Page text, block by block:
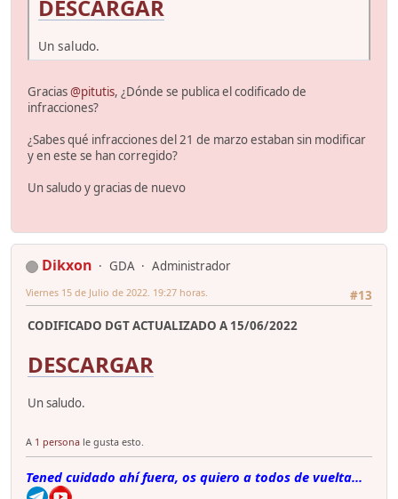
DESCARGAR
Un saludo.
Gracias@pitutis, ¿Dónde se publica el codificado de
infracciones?
¿Sabes qué infracciones del 21 de marzo estaban sin modificar
y en este se han corregido?
Un saludo y gracias de nuevo
Dikxon GDA
Administrador
#13
Viernes 15 de Julio de 2022. 19:27 horas.
CODIFICADO DGT ACTUALIZADO A 15/06/2022
DESCARGAR
Un saludo.
A 1 persona le gusta esto.
Tened cuidado ahí fuera, os quiero a todos de vuelta...